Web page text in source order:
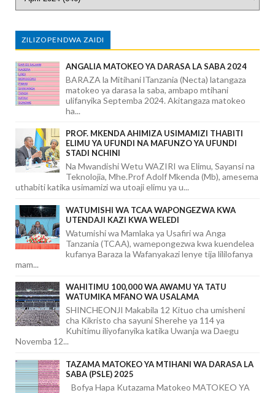
ZILIZOPENDWA ZAIDI
ANGALIA MATOKEO YA DARASA LA SABA 2024
BARAZA la Mitihani lTanzania (Necta) latangaza
matokeo ya darasa la saba, ambapo mtihani
ulifanyika Septemba 2024. Akitangaza matokeo
ha...
PROF. MKENDA AHIMIZA USIMAMIZI THABITI
ELIMU YA UFUNDI NA MAFUNZO YA UFUNDI
STADI NCHINI
Na Mwandishi Wetu WAZIRI wa Elimu, Sayansi na
Teknolojia, Mhe.Prof Adolf Mkenda (Mb), amesema
uthabiti katika usimamizi wa utoaji elimu ya u...
WATUMISHI WA TCAA WAPONGEZWA KWA
UTENDAJI KAZI KWA WELEDI
Watumishi wa Mamlaka ya Usafiri wa Anga
Tanzania (TCAA), wamepongezwa kwa kuendelea
kufanya Baraza la Wafanyakazi lenye tija lililofanya
mam...
WAHITIMU 100,000 WA AWAMU YA TATU
WATUMIKA MFANO WA USALAMA
SHINCHEONJI Makabila 12 Kituo cha umisheni
cha Kikristo cha sayuni Sherehe ya 114 ya
Kuhitimu iliyofanyika katika Uwanja wa Daegu
Novemba 12...
TAZAMA MATOKEO YA MTIHANI WA DARASA LA
SABA (PSLE) 2025
Bofya Hapa Kutazama Matokeo MATOKEO YA